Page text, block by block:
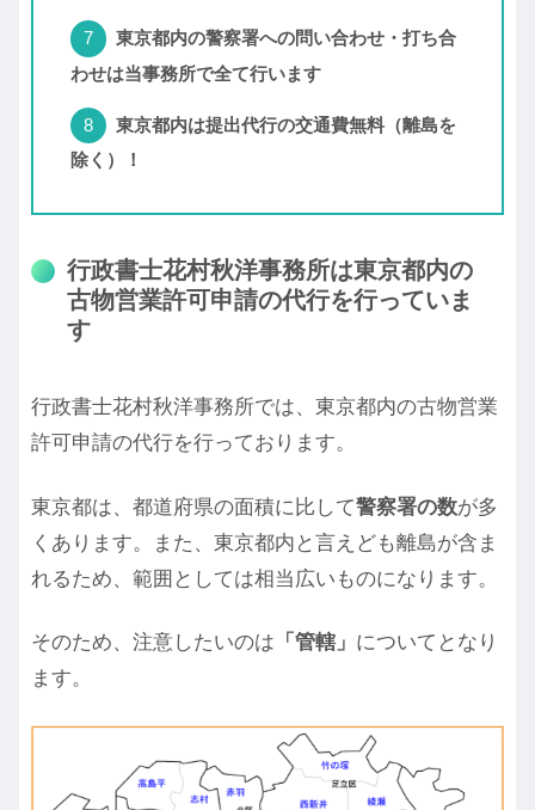
東京都内の警察署への問い合わせ・打ち合
わせは当事務所で全て行います
東京都内は提出代行の交通費無料（離島を
除く）！
行政書士花村秋洋事務所は東京都内の
古物営業許可申請の代行を行っていま
す
行政書士花村秋洋事務所では、東京都内の古物営業
許可申請の代行を行っております。
東京都は、都道府県の面積に比して警察署の数が多
くあります。また、東京都内と言えども離島が含ま
れるため、範囲としては相当広いものになります。
そのため、注意したいのは 「管轄」 についてとなり
ます。